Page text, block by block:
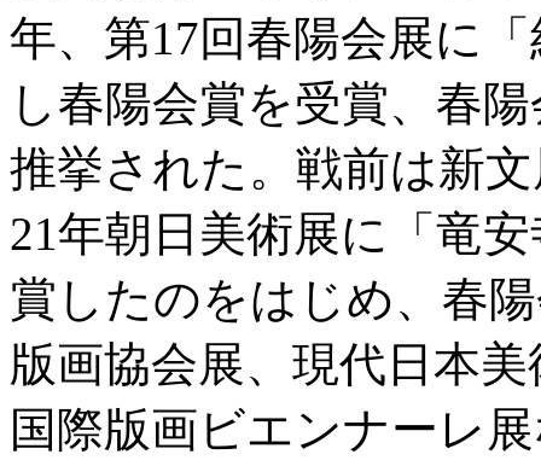
年、第17回春陽会展に
し春陽会賞を受賞、春
推挙された。戦前は新
21年朝日美術展に「竜
賞したのをはじめ、春
版画協会展、現代日本
国際版画ビエンナーレ